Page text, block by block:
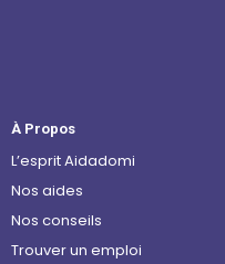
À Propos
L’esprit Aidadomi
Nos aides
Nos conseils
Trouver un emploi